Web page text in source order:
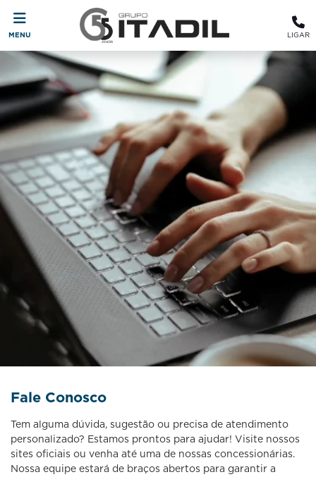
MENU LIGAR
Fale Conosco
Tem alguma dúvida, sugestão ou precisa de atendimento
personalizado? Estamos prontos para ajudar! Visite nossos
sites oficiais ou venha até uma de nossas concessionárias.
Nossa equipe estará de braços abertos para garantir a